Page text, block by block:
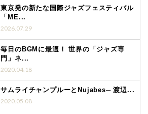
東京発の新たな国際ジャズフェスティバル
「ME...
2026.07.29
毎日のBGMに最適！ 世界の「ジャズ専
門」ネ...
2020.04.18
サムライチャンプルーとNujabes─ 渡辺...
2020.05.08